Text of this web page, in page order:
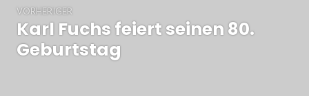
Navigation
VORHERIGER
Vorheriger
Beitrag:
Karl Fuchs feiert seinen 80.
Geburtstag